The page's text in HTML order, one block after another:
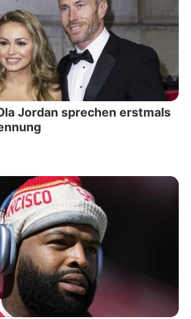
Jordan sprechen erstmals